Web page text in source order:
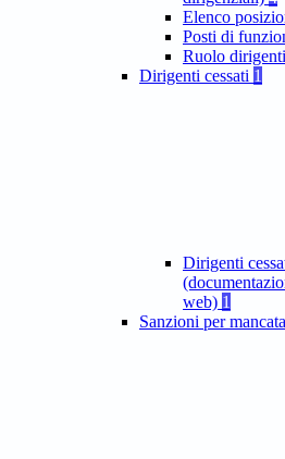
Elenco
Posti di
Ruolo dirigenti
Dirigenti cessati 1
Dirigenti
web) 1
Sanzioni per